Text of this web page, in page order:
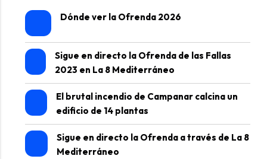
Dónde ver la Ofrenda 2026
Sigue en directo la Ofrenda de las Fallas
2023 en La 8 Mediterráneo
El brutal incendio de Campanar calcina un
edificio de 14 plantas
Sigue en directo la Ofrenda a través de La 8
Mediterráneo